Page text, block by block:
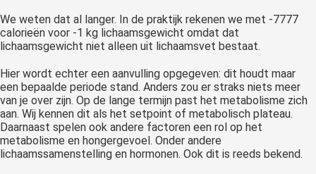
We weten dat al langer. In de praktijk rekenen we met -7777
calorieën voor -1 kg lichaamsgewicht omdat dat
lichaamsgewicht niet alleen uit lichaamsvet bestaat.
Hier wordt echter een aanvulling opgegeven: dit houdt maar
een bepaalde periode stand. Anders zou er straks niets meer
van je over zijn. Op de lange termijn past het metabolisme zich
aan. Wij kennen dit als het setpoint of metabolisch plateau.
Daarnaast spelen ook andere factoren een rol op het
metabolisme en hongergevoel. Onder andere
lichaamssamenstelling en hormonen. Ook dit is reeds bekend.